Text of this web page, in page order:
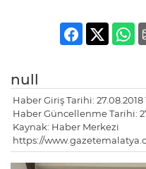
null
Haber Giriş Tarihi: 27.08.2018
Haber Güncellenme Tarihi:
Kaynak: Haber Merkezi
https://